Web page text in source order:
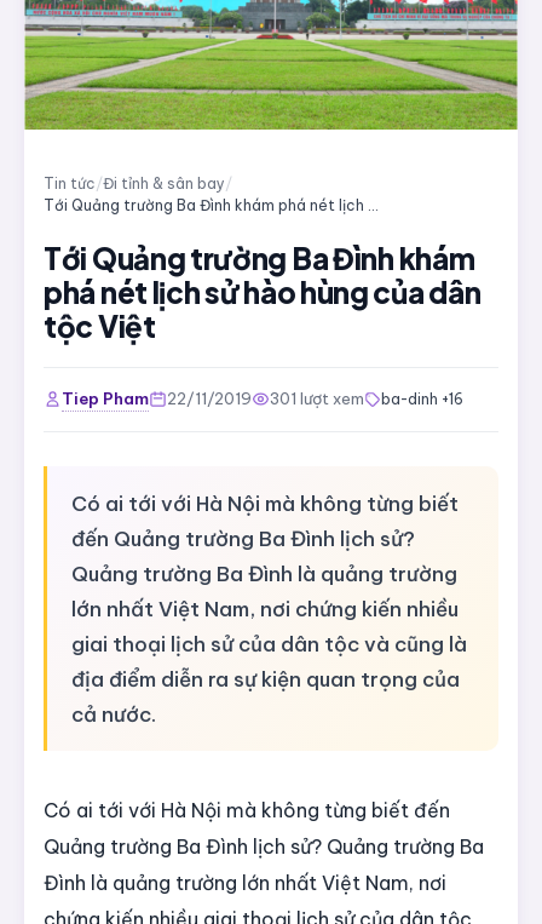
Tin tức /Đi tỉnh & sân bay /
Tới Quảng trường Ba Đình khám
phá nét lịch sử hào hùng của dân
tộc Việt
Tiep Pham 22/11/2019 301 lượt xem ba-dinh +16
Có ai tới với Hà Nội mà không từng biết
đến Quảng trường Ba Đình lịch sử?
Quảng trường Ba Đình là quảng trường
lớn nhất Việt Nam, nơi chứng kiến nhiều
giai thoại lịch sử của dân tộc và cũng là
địa điểm diễn ra sự kiện quan trọng của
cả nước.
Có ai tới với Hà Nội mà không từng biết đến
Quảng trường Ba Đình lịch sử? Quảng trường Ba
Đình là quảng trường lớn nhất Việt Nam, nơi
chứng kiến nhiều giai thoại lịch sử của dân tộc